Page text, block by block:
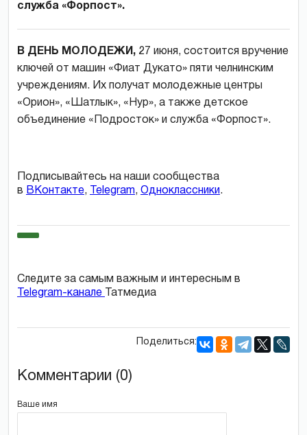
служба «Форпост».
В ДЕНЬ МОЛОДЕЖИ, 27 июня, состоится вручение
ключей от машин «Фиат Дукато» пяти челнинским
учреждениям. Их получат молодежные центры
«Орион», «Шатлык», «Нур», а также детское
объединение «Подросток» и служба «Форпост».
Подписывайтесь на наши сообщества
в ВКонтакте, Telegram, Одноклассники.
Следите за самым важным и интересным в
Telegram-канале
Татмедиа
Поделиться:
Комментарии (0)
Ваше имя